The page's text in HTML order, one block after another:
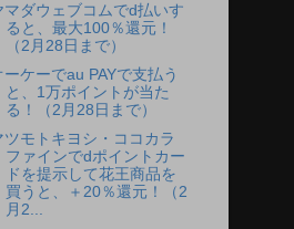
マダウェブコムでd払いす
ると、最大100％還元！
（2月28日まで）
ーケーでau PAYで支払う
と、1万ポイントが当た
る！（2月28日まで）
ツモトキヨシ・ココカラ
ファインでdポイントカー
ドを提示して花王商品を
買うと、＋20％還元！（2
月2...